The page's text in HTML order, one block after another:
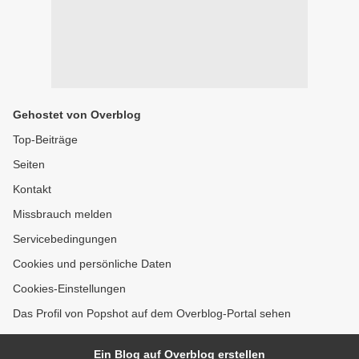
Gehostet von Overblog
Top-Beiträge
Seiten
Kontakt
Missbrauch melden
Servicebedingungen
Cookies und persönliche Daten
Cookies-Einstellungen
Das Profil von Popshot auf dem Overblog-Portal sehen
Ein Blog auf Overblog erstellen